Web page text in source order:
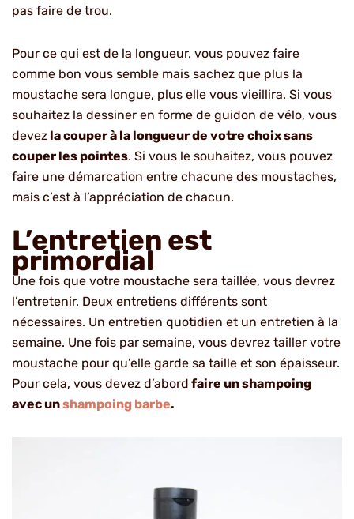
pas faire de trou.
Pour ce qui est de la longueur, vous pouvez faire
comme bon vous semble mais sachez que plus la
moustache sera longue, plus elle vous vieillira. Si vous
souhaitez la dessiner en forme de guidon de vélo, vous
devez la couper à la longueur de votre choix sans
couper les pointes. Si vous le souhaitez, vous pouvez
faire une démarcation entre chacune des moustaches,
mais c’est à l’appréciation de chacun.
L’entretien est
primordial
Une fois que votre moustache sera taillée, vous devrez
l’entretenir. Deux entretiens différents sont
nécessaires. Un entretien quotidien et un entretien à la
semaine. Une fois par semaine, vous devrez tailler votre
moustache pour qu’elle garde sa taille et son épaisseur.
Pour cela, vous devez d’abord faire un shampoing
avec unshampoing barbe.